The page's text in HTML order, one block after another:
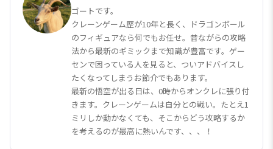
ゴートです。
クレーンゲーム歴が10年と長く、ドラゴンボール
のフィギュアなら何でもお任せ。昔ながらの攻略
法から最新のギミックまで知識が豊富です。ゲー
センで困っている人を見ると、ついアドバイスし
たくなってしまうお節介でもあります。
最新の悟空が出る日は、0時からオンクレに張り付
きます。クレーンゲームは自分との戦い。たとえ1
ミリしか動かなくても、そこからどう攻略するか
を考えるのが最高に熱いんです、、、！